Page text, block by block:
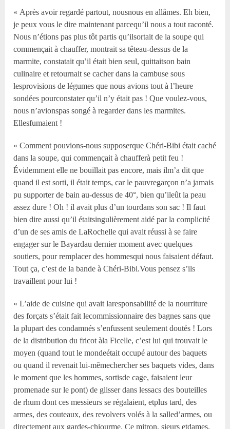
« Après avoir regardé partout, nousnous en allâmes. Eh bien,
je peux vous le dire maintenant parcequ’il nous a tout raconté.
Nous n’étions pas plus tôt partis qu’ilsortait de la soupe qui
commençait à chauffer, montrait sa têteau-dessus de la
marmite, constatait qu’il était bien seul, quittaitson bain
culinaire et retournait se cacher dans la cambuse sous
lesprovisions de légumes que nous avions tout à l’heure
sondées pourconstater qu’il n’y était pas ! Que voulez-vous,
nous n’avionspas songé à regarder dans les marmites.
Ellesfumaient !
« Comment pouvions-nous supposerque Chéri-Bibi était caché
dans la soupe, qui commençait à chaufferà petit feu !
Évidemment elle ne bouillait pas encore, mais ilm’a dit que
quand il est sorti, il était temps, car le pauvregarçon n’a jamais
pu supporter de bain au-dessus de 40°, bien qu’ileût la peau
assez dure ! Oh ! il avait plus d’un tourdans son sac ! Il faut
bien dire aussi qu’il étaitsingulièrement aidé par la complicité
d’un de ses amis de LaRochelle qui avait réussi à se faire
engager sur le Bayardau dernier moment avec quelques
soutiers, pour remplacer des hommesqui nous faisaient défaut.
Tout ça, c’est de la bande à Chéri-Bibi.Vous pensez s’ils
travaillent pour lui !
« L’aide de cuisine qui avait laresponsabilité de la nourriture
des forçats s’était fait lecommissionnaire des bagnes sans que
la plupart des condamnés s’enfussent seulement doutés ! Lors
de la distribution du fricot àla Ficelle, c’est lui qui trouvait le
moyen (quand tout le mondeétait occupé autour des baquets
ou quand il revenait lui-mêmechercher ses baquets vides, dans
le moment que les hommes, sortisde cage, faisaient leur
promenade sur le pont) de glisser dans lessacs des bouteilles
de rhum dont ces messieurs se régalaient, etplus tard, des
armes, des couteaux, des revolvers volés à la salled’armes, ou
directement aux gardes-chiourme. Ce mitron, sieurs etdames,